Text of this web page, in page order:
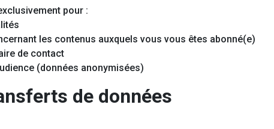
pour :
les contenus auxquels vous vous êtes abonné(e)
de contact
(données anonymisées)
de données